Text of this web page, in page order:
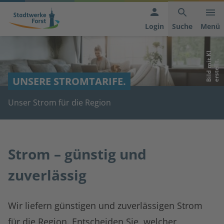
Hauptnavigation
anspringen
Inhaltsbereich
der
anspringen
Footer
anspringen
Login Suche Menü
B
i
l
d
m
it
K
I
e
r
s
t
e
l
l
t.
UNSERE STROMTARIFE.
Unser Strom für die Region
Strom – günstig und
zuverlässig
Wir liefern günstigen und zuverlässigen Strom
für die Region. Entscheiden Sie, welcher